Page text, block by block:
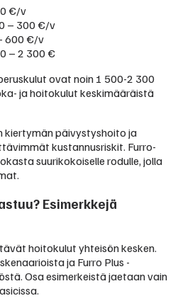
€/v
– 300 €/v
600 €/v
– 2 300 €
ovat noin 1 500-2 300
ja hoitokulut keskimääräistä
kiertymän päivystyshoito ja
kustannusriskit. Furro-
suurikokoiselle rodulle, jolla
Esimerkkejä
hoitokulut yhteisön kesken.
ja Furro Plus -
Osa esimerkeistä jaetaan vain